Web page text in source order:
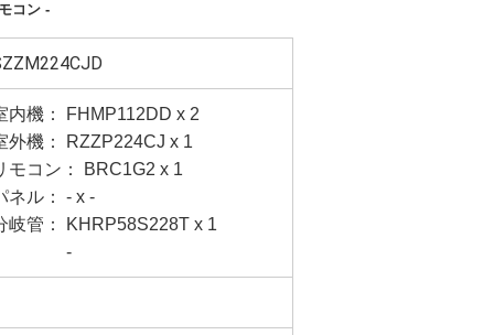
コン -
内機： FHMP112DD x 2
外機： RZZP224CJ x 1
モコン： BRC1G2 x 1
ネル： - x -
岐管： KHRP58S228T x 1